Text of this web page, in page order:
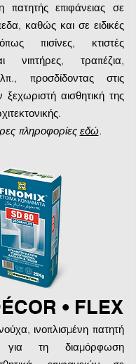
πατητής επιφάνειας σε
καθώς και σε ειδικές
πισίνες, κτιστές
νιπτήρες, τραπέζια,
προσδίδοντας στις
ξεχωριστή αισθητική της
πληροφορίες εδώ.
• FLEX
ινοπλισμένη πατητή
για τη διαμόρφωση